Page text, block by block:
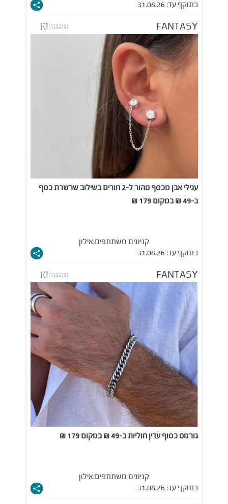
בתוקף עד: 31.08.26
FANTASY
עגילי אבן מכסף טהור ל-2 חורים בשילוב שרשרת כסף
ב-49 ₪ במקום 179 ₪
קניונים משתתפים:אילון
בתוקף עד: 31.08.26
FANTASY
גורמט כסוף עדין חוליות ב-49 ₪ במקום 179 ₪
קניונים משתתפים:אילון
בתוקף עד: 31.08.26